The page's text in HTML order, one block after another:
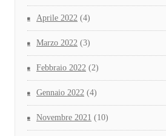
Aprile 2022 (4)
Marzo 2022 (3)
Febbraio 2022 (2)
Gennaio 2022 (4)
Novembre 2021 (10)